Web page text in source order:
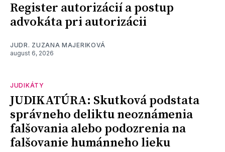
Register autorizácií a postup
advokáta pri autorizácii
JUDR. ZUZANA MAJERIKOVÁ
august 6, 2026
JUDIKÁTY
JUDIKATÚRA: Skutková podstata
správneho deliktu neoznámenia
falšovania alebo podozrenia na
falšovanie humánneho lieku